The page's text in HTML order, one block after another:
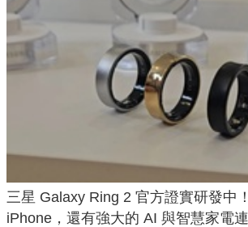
三星 Galaxy Ring 2 官方證實研發中
iPhone，還有強大的 AI 與智慧家電